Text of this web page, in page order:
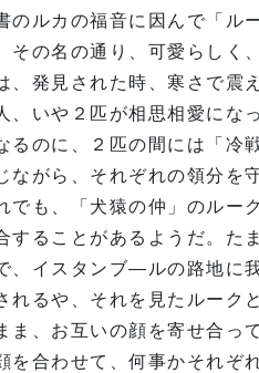
のルカの福音に因んで「ル
その名の通り、可愛らしく
、発見された時、寒さで震
、いや２匹が相思相愛にな
るのに、２匹の間には「冷
ながら、それぞれの領分を
でも、「犬猿の仲」のルー
することがあるようだ。た
、イスタンブ—ルの路地に
れるや、それを見たルーク
ま、お互いの顔を寄せ合っ
を合わせて、何事かそれぞ